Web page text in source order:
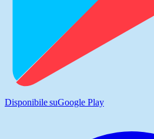
Disponibile suGoogle Play